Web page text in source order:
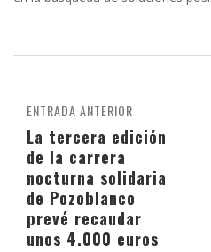
ENTRADA ANTERIOR
La tercera edición
de la carrera
nocturna solidaria
de Pozoblanco
prevé recaudar
unos 4.000 euros